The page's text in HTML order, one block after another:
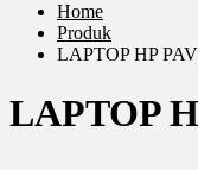
Home
Produk
LAPTOP HP
LAPTOP